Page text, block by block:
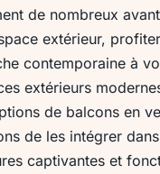
de nombreux
extérieur,
contemporaine à
extérieurs
de balcons en
de les intégrer
captivantes et